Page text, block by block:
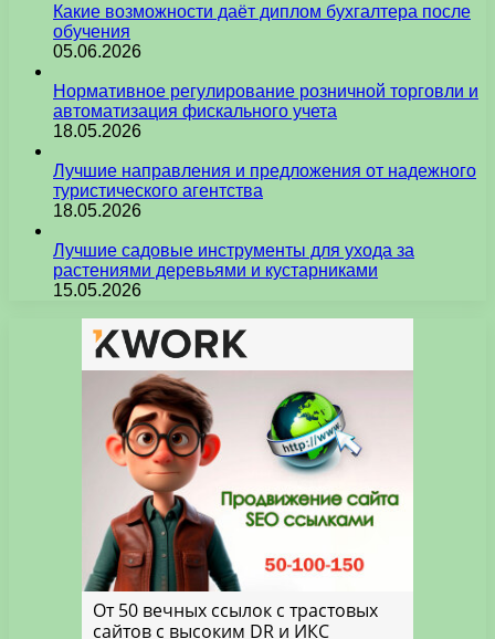
Какие возможности даёт диплом бухгалтера после
обучения
05.06.2026
Нормативное регулирование розничной торговли и
автоматизация фискального учета
18.05.2026
Лучшие направления и предложения от надежного
туристического агентства
18.05.2026
Лучшие садовые инструменты для ухода за
растениями деревьями и кустарниками
15.05.2026